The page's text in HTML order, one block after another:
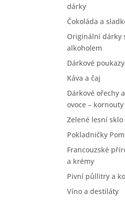
dárky
Čokoláda a
Originální dárky
alkoholem
Dárkové poukazy
Káva a čaj
Dárkové ořechy
ovoce –
Zelené lesní sklo
Pokladničky
Francouzské
a krémy
Pivní půllitry a
Víno a destiláty